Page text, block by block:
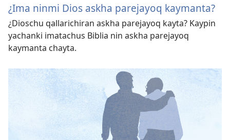
¿Ima ninmi Dios askha parejayoq kaymanta?
¿Dioschu qallarichiran askha parejayoq kayta? Kaypin
yachanki imatachus Biblia nin askha parejayoq
kaymanta chayta.